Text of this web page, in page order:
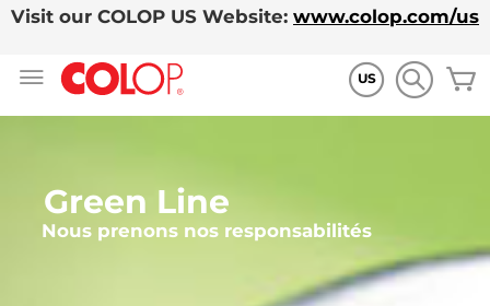
Visit our COLOP US Website: www.colop.com/us
US
Green Line
Nous prenons nos responsabilités